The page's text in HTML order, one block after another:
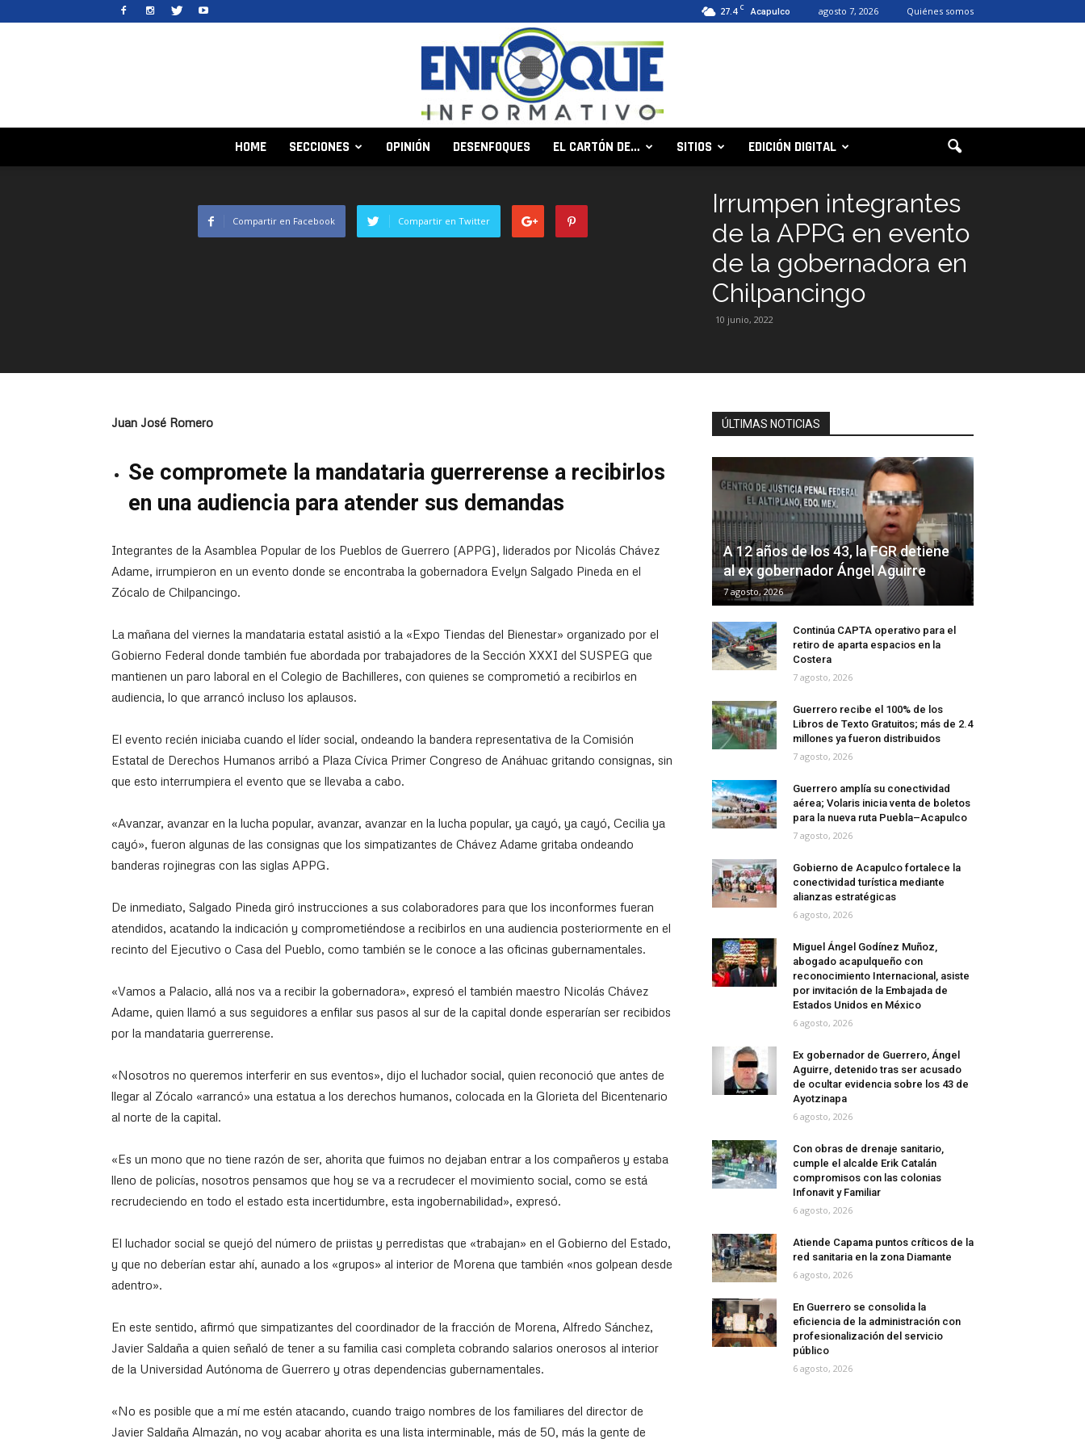
27.4 C Acapulco agosto 7, 2026 Quiénes somos
HOME SECCIONES OPINIÓN DESENFOQUES EL CARTÓN DE… SITIOS EDICIÓN DIGITAL
Irrumpen integrantes
de la APPG en evento
de la gobernadora en
Chilpancingo
10 junio, 2022
Compartir en Facebook Compartir en Twitter
Juan José Romero
Se compromete la mandataria guerrerense a recibirlos
en una audiencia para atender sus demandas
Integrantes de la Asamblea Popular de los Pueblos de Guerrero (APPG), liderados por Nicolás Chávez
Adame, irrumpieron en un evento donde se encontraba la gobernadora Evelyn Salgado Pineda en el
Zócalo de Chilpancingo.
La mañana del viernes la mandataria estatal asistió a la «Expo Tiendas del Bienestar» organizado por el
Gobierno Federal donde también fue abordada por trabajadores de la Sección XXXI del SUSPEG que
mantienen un paro laboral en el Colegio de Bachilleres, con quienes se comprometió a recibirlos en
audiencia, lo que arrancó incluso los aplausos.
El evento recién iniciaba cuando el líder social, ondeando la bandera representativa de la Comisión
Estatal de Derechos Humanos arribó a Plaza Cívica Primer Congreso de Anáhuac gritando consignas, sin
que esto interrumpiera el evento que se llevaba a cabo.
«Avanzar, avanzar en la lucha popular, avanzar, avanzar en la lucha popular, ya cayó, ya cayó, Cecilia ya
cayó», fueron algunas de las consignas que los simpatizantes de Chávez Adame gritaba ondeando
banderas rojinegras con las siglas APPG.
De inmediato, Salgado Pineda giró instrucciones a sus colaboradores para que los inconformes fueran
atendidos, acatando la indicación y comprometiéndose a recibirlos en una audiencia posteriormente en el
recinto del Ejecutivo o Casa del Pueblo, como también se le conoce a las oficinas gubernamentales.
«Vamos a Palacio, allá nos va a recibir la gobernadora», expresó el también maestro Nicolás Chávez
Adame, quien llamó a sus seguidores a enfilar sus pasos al sur de la capital donde esperarían ser recibidos
por la mandataria guerrerense.
«Nosotros no queremos interferir en sus eventos», dijo el luchador social, quien reconoció que antes de
llegar al Zócalo «arrancó» una estatua a los derechos humanos, colocada en la Glorieta del Bicentenario
al norte de la capital.
«Es un mono que no tiene razón de ser, ahorita que fuimos no dejaban entrar a los compañeros y estaba
lleno de policías, nosotros pensamos que hoy se va a recrudecer el movimiento social, como se está
recrudeciendo en todo el estado esta incertidumbre, esta ingobernabilidad», expresó.
El luchador social se quejó del número de priistas y perredistas que «trabajan» en el Gobierno del Estado,
y que no deberían estar ahí, aunado a los «grupos» al interior de Morena que también «nos golpean desde
adentro».
En este sentido, afirmó que simpatizantes del coordinador de la fracción de Morena, Alfredo Sánchez,
Javier Saldaña a quien señaló de tener a su familia casi completa cobrando salarios onerosos al interior
de la Universidad Autónoma de Guerrero y otras dependencias gubernamentales.
«No es posible que a mí me estén atacando, cuando traigo nombres de los familiares del director de
Javier Saldaña Almazán, no voy acabar ahorita es una lista interminable, más de 50, más la gente de
ÚLTIMAS NOTICIAS
A 12 años de los 43, la FGR detiene
al ex gobernador Ángel Aguirre
7 agosto, 2026
Continúa CAPTA operativo para el
retiro de aparta espacios en la
Costera
7 agosto, 2026
Guerrero recibe el 100% de los
Libros de Texto Gratuitos; más de 2.4
millones ya fueron distribuidos
7 agosto, 2026
Guerrero amplía su conectividad
aérea; Volaris inicia venta de boletos
para la nueva ruta Puebla–Acapulco
7 agosto, 2026
Gobierno de Acapulco fortalece la
conectividad turística mediante
alianzas estratégicas
6 agosto, 2026
Miguel Ángel Godínez Muñoz,
abogado acapulqueño con
reconocimiento Internacional, asiste
por invitación de la Embajada de
Estados Unidos en México
6 agosto, 2026
Ex gobernador de Guerrero, Ángel
Aguirre, detenido tras ser acusado
de ocultar evidencia sobre los 43 de
Ayotzinapa
6 agosto, 2026
Con obras de drenaje sanitario,
cumple el alcalde Erik Catalán
compromisos con las colonias
Infonavit y Familiar
6 agosto, 2026
Atiende Capama puntos críticos de la
red sanitaria en la zona Diamante
6 agosto, 2026
En Guerrero se consolida la
eficiencia de la administración con
profesionalización del servicio
público
6 agosto, 2026